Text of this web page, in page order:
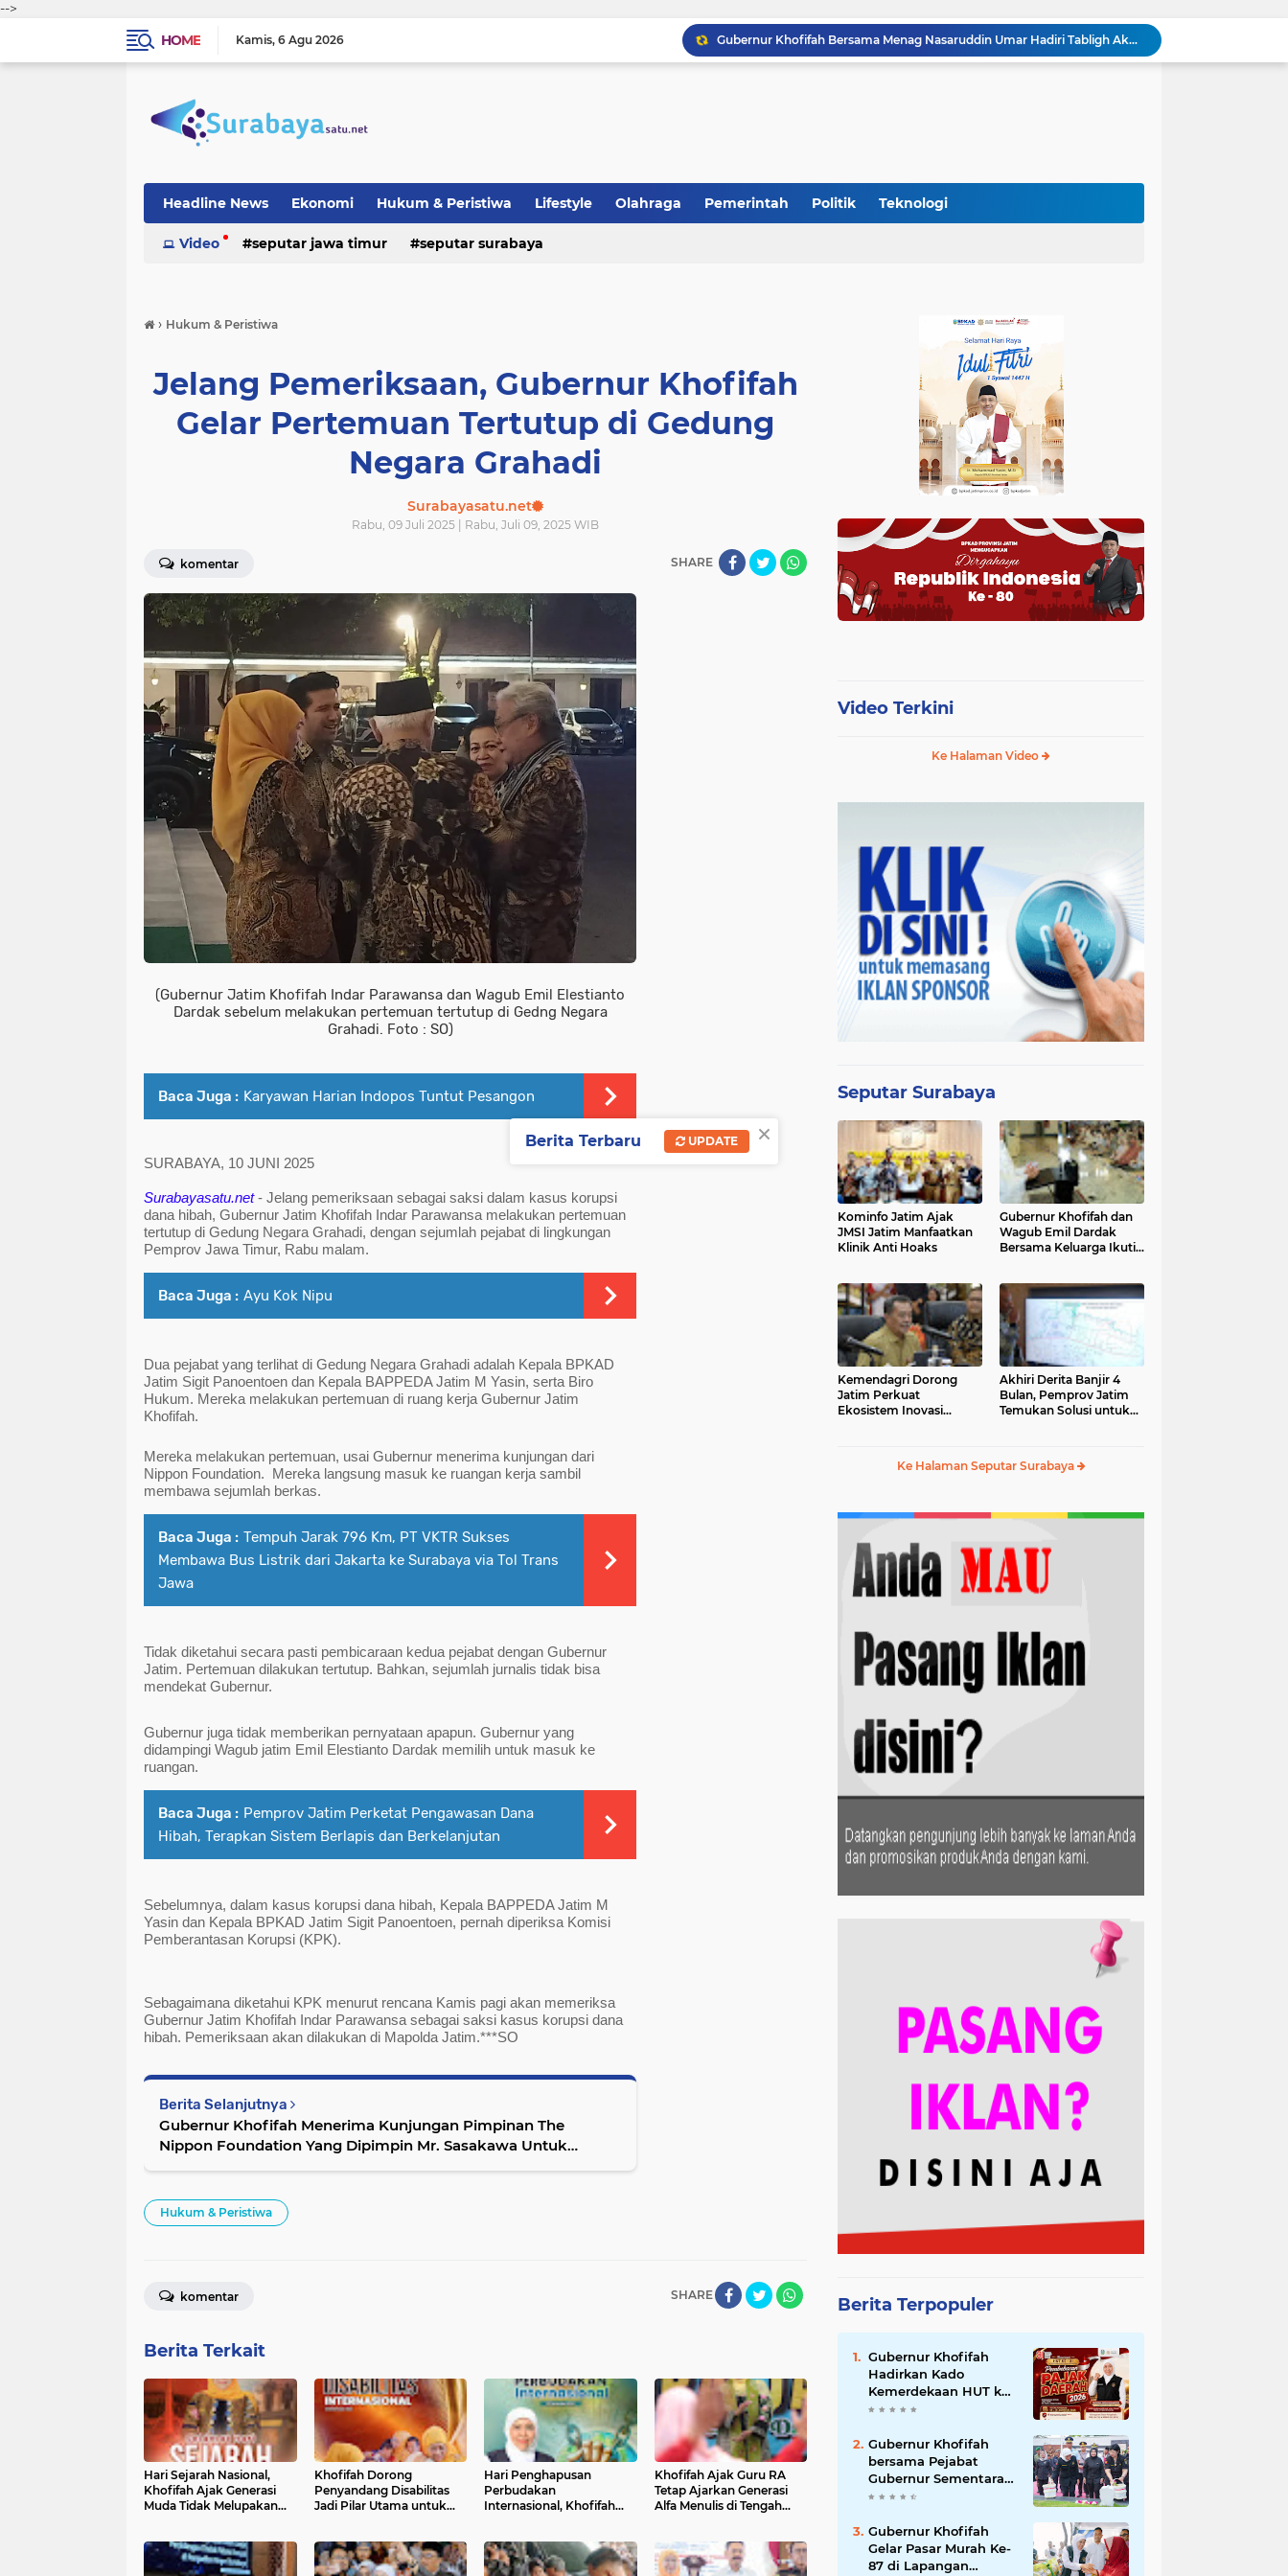
-->
HOME
Kamis 6 Agu 2026
Gubernur Khofifah Bersama Menag Nasaruddin Umar Hadiri Tabligh Akbar Bridging to International Grand Imams Conference (IGIC) 2026: Dukung Penguatan Peran Masjid sebagai Pusat Peradaban, Diplomasi Keagamaan dan Perdamaian Global
Ramah Tamah Dengan Rektor dan Dekan Vokasi Pada Olimpiade Vokasi Indonesia (OLIVIA ) XI 2026 di Grahadi, Gubernur Khofifah Tegaskan Jawa Timur Siap Jadi Pusat Pengembangan Vokasi Nasional
Gubernur Khofifah Bersama Forkopimda, FKUB dan Ormas Jatim Teken Komitmen Bersama Jaga Jatim Damai sekaligus Jadikan Momentum Bulan Kemerdekaan Sebagai Penguat Nasionalisme
Headline News Ekonomi Hukum & Peristiwa Lifestyle Olahraga Pemerintah Politik Teknologi
Video seputar jawa timur seputar surabaya
› Hukum & Peristiwa
Jelang Pemeriksaan, Gubernur Khofifah
Gelar Pertemuan Tertutup di Gedung
Negara Grahadi
Surabayasatu.net
Rabu, 09 Juli 2025 | Rabu, Juli 09, 2025 WIB
komentar SHARE
(Gubernur Jatim Khofifah Indar Parawansa dan Wagub Emil Elestianto
Dardak sebelum melakukan pertemuan tertutup di Gedng Negara
Grahadi. Foto : SO)
Baca Juga : Karyawan Harian Indopos Tuntut Pesangon
SURABAYA, 10 JUNI 2025
Surabayasatu.net - Jelang pemeriksaan sebagai saksi dalam kasus korupsi
dana hibah, Gubernur Jatim Khofifah Indar Parawansa melakukan pertemuan
tertutup di Gedung Negara Grahadi, dengan sejumlah pejabat di lingkungan
Pemprov Jawa Timur, Rabu malam.
Baca Juga : Ayu Kok Nipu
Dua pejabat yang terlihat di Gedung Negara Grahadi adalah Kepala BPKAD
Jatim Sigit Panoentoen dan Kepala BAPPEDA Jatim M Yasin, serta Biro
Hukum. Mereka melakukan pertemuan di ruang kerja Gubernur Jatim
Khofifah.
Mereka melakukan pertemuan, usai Gubernur menerima kunjungan dari
Nippon Foundation.  Mereka langsung masuk ke ruangan kerja sambil
membawa sejumlah berkas.
Baca Juga : Tempuh Jarak 796 Km, PT VKTR Sukses
Membawa Bus Listrik dari Jakarta ke Surabaya via Tol Trans
Jawa
Tidak diketahui secara pasti pembicaraan kedua pejabat dengan Gubernur
Jatim. Pertemuan dilakukan tertutup. Bahkan, sejumlah jurnalis tidak bisa
mendekat Gubernur.
Gubernur juga tidak memberikan pernyataan apapun. Gubernur yang
didampingi Wagub jatim Emil Elestianto Dardak memilih untuk masuk ke
ruangan.
Baca Juga : Pemprov Jatim Perketat Pengawasan Dana
Hibah, Terapkan Sistem Berlapis dan Berkelanjutan
Sebelumnya, dalam kasus korupsi dana hibah, Kepala BAPPEDA Jatim M
Yasin dan Kepala BPKAD Jatim Sigit Panoentoen, pernah diperiksa Komisi
Pemberantasan Korupsi (KPK).
Sebagaimana diketahui KPK menurut rencana Kamis pagi akan memeriksa
Gubernur Jatim Khofifah Indar Parawansa sebagai saksi kasus korupsi dana
hibah. Pemeriksaan akan dilakukan di Mapolda Jatim.***SO
Berita Selanjutnya
Gubernur Khofifah Menerima Kunjungan Pimpinan The
Nippon Foundation Yang Dipimpin Mr. Sasakawa Untuk
Hukum & Peristiwa
SHARE
komentar
Berita Terkait
Hari Sejarah Nasional,
Khofifah Ajak Generasi
Muda Tidak Melupakan
Khofifah Dorong
Penyandang Disabilitas
Jadi Pilar Utama untuk
Hari Penghapusan
Perbudakan
Internasional, Khofifah
Trafficking
Khofifah Ajak Guru RA
Tetap Ajarkan Generasi
Alfa Menulis di Tengah
Video Terkini
Ke Halaman Video
Seputar Surabaya
Kominfo Jatim Ajak
JMSI Jatim Manfaatkan
Klinik Anti Hoaks
Gubernur Khofifah dan
Wagub Emil Dardak
Bersama Keluarga Ikuti
Surabaya
Kemendagri Dorong
Jatim Perkuat
Ekosistem Inovasi
Akhiri Derita Banjir 4
Bulan, Pemprov Jatim
Temukan Solusi untuk
Ke Halaman Seputar Surabaya
Berita Terpopuler
Gubernur Khofifah
Hadirkan Kado
Kemerdekaan HUT ke-
81 RI, Bebaskan Pajak
Agustus 2026 untuk
Ringankan Beban
Masyarakat
Gubernur Khofifah
bersama Pejabat
Gubernur Sementara
Bank Indonesia Yang
Destry Damayanti
Ziarah dan Tabur
Bunga di Monumen
Gubernur Khofifah
Gelar Pasar Murah Ke-
87 di Lapangan
×
Berita Terbaru UPDATE